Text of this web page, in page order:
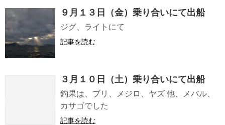
９月１３日（金）乗り合いにて出船
ジグ、ライトにて
記事を読む
３月１０日（土）乗り合いにて出船
釣果は、ブリ、メジロ、ヤズ 他、メバル、
カサゴでした
記事を読む